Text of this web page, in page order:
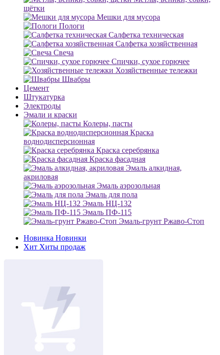
щётки
Мешки для мусора
Пологи
Салфетка техническая
Салфетка хозяйственная
Свеча
Спички, сухое горючее
Хозяйственные тележки
Швабры
Цемент
Штукатурка
Электроды
Эмали и краски
Колеры, пасты
Краска
воднодисперсионная
Краска серебрянка
Краска фасадная
Эмаль алкидная,
акриловая
Эмаль аэрозольная
Эмаль для пола
Эмаль НЦ-132
Эмаль ПФ-115
Эмаль-грунт Ржаво-Стоп
Новинка Новинки
Хит Хиты продаж